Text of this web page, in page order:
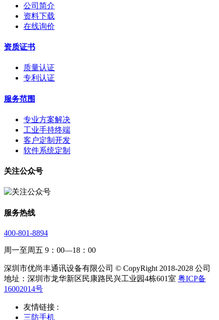
公司简介
资料下载
在线询价
资质证书
质量认证
专利认证
服务范围
专业方案解决
工业手持终端
客户定制开发
软件系统定制
关注公众号
服务热线
400-801-8894
周一至周五 9：00—18：00
深圳市优尚丰通讯设备有限公司 © CopyRight 2018-2028 公司
地址：深圳市龙华新区民康路民兴工业园4栋601室 粤ICP备
16002014号
友情链接 :
三防手机